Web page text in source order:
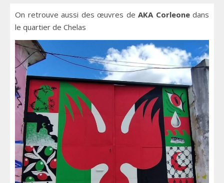
On retrouve aussi des œuvres de AKA Corleonedans
le quartier de Chelas